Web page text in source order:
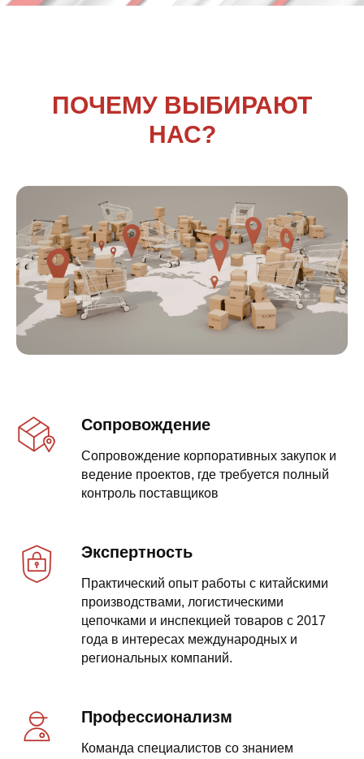
ПОЧЕМУ ВЫБИРАЮТ
НАС?
Сопровождение
Сопровождение корпоративных закупок и
ведение проектов, где требуется полный
контроль поставщиков
Экспертность
Практический опыт работы с китайскими
производствами, логистическими
цепочками и инспекцией товаров с 2017
года в интересах международных и
региональных компаний.
Профессионализм
Команда специалистов со знанием